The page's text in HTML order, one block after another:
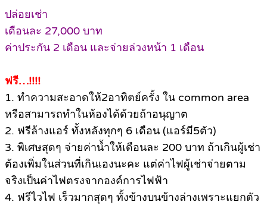
ปล่อยเช่า
เดือนละ 27,000 บาท
ค่าประกัน 2 เดือน และจ่ายล่วงหน้า 1 เดือน
ฟรี…!!!!
1. ทำความสะอาดให้2อาทิตย์ครั้ง ใน common area
หรือสามารถทำในห้องได้ด้วยถ้าอนุญาต
2. ฟรีล้างแอร์ ทั้งหลังทุกๆ 6 เดือน (แอร์มี5ตัว)
3. พิเศษสุดๆ จ่ายค่าน้ำให้เดือนละ 200 บาท ถ้าเกินผู้เช่า
ต้องเพิ่มในส่วนที่เกินเองนะคะ แต่ค่าไฟผู้เช่าจ่ายตาม
จริงเป็นค่าไฟตรงจากองค์การไฟฟ้า
4. ฟรีไวไฟ เร็วมากสุดๆ ทั้งข้างบนข้างล่างเพราะแยกตัว